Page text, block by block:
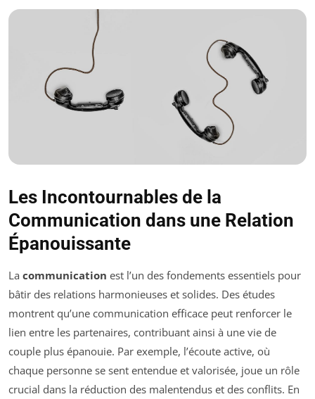
Les Incontournables de la
Communication dans une Relation
Épanouissante
La communication est l’un des fondements essentiels pour
bâtir des relations harmonieuses et solides. Des études
montrent qu’une communication efficace peut renforcer le
lien entre les partenaires, contribuant ainsi à une vie de
couple plus épanouie. Par exemple, l’écoute active, où
chaque personne se sent entendue et valorisée, joue un rôle
crucial dans la réduction des malentendus et des conflits. En